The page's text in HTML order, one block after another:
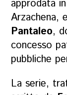
approdata in
Arzachena,
Pantaleo,
concesso
pubbliche
La serie,